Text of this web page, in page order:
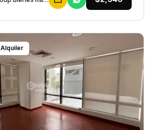
Alquiler